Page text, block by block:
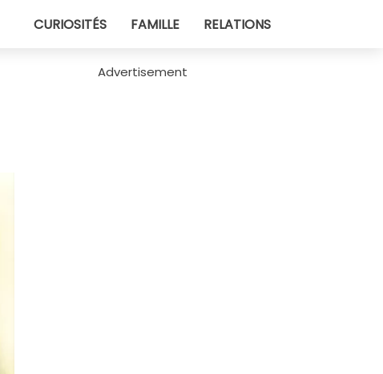
CURIOSITÉS FAMILLE RELATIONS
Advertisement